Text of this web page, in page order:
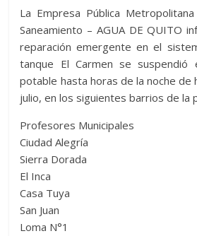
La Empresa Pública
Saneamiento – AGUA DE QUITO
reparación emergente en el
tanque El Carmen se suspendió
potable hasta horas de la noche de
julio, en los siguientes barrios de la
Profesores Municipales
Ciudad Alegría
Sierra Dorada
El Inca
Casa Tuya
San Juan
Loma N°1